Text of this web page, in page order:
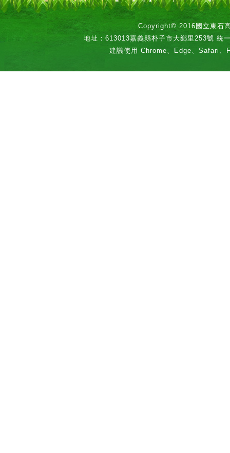
Copyright© 2016國立東石
地址：613013嘉義縣朴子市大鄉里253號 統
建議使用 Chrome、Edge、Safari